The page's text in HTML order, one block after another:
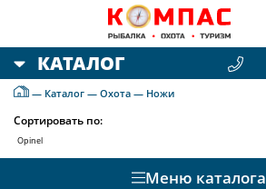
КАТАЛОГ
— Каталог — Охота — Ножи
Сортировать по:
Opinel
Меню каталога